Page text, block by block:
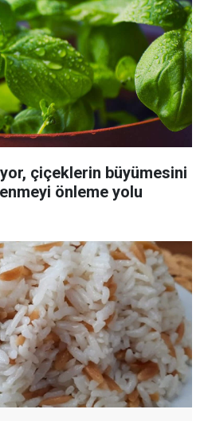
çiçeklerin büyümesini
önleme yolu